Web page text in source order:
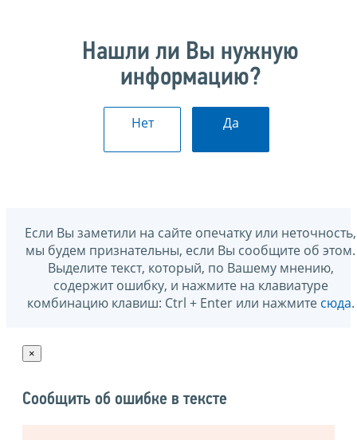
Нашли ли Вы нужную
информацию?
Нет Да
Если Вы заметили на сайте опечатку или неточность,
мы будем признательны, если Вы сообщите об этом.
Выделите текст, который, по Вашему мнению,
содержит ошибку, и нажмите на клавиатуре
комбинацию клавиш: Ctrl + Enter или нажмите сюда.
×
Сообщить об ошибке в тексте